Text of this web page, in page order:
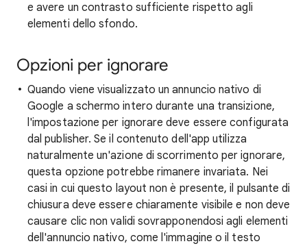
e avere un contrasto sufficiente rispetto agli
elementi dello sfondo.
Opzioni per ignorare
Quando viene visualizzato un annuncio nativo di
Google a schermo intero durante una transizione,
l'impostazione per ignorare deve essere configurata
dal publisher. Se il contenuto dell'app utilizza
naturalmente un'azione di scorrimento per ignorare,
questa opzione potrebbe rimanere invariata. Nei
casi in cui questo layout non è presente, il pulsante di
chiusura deve essere chiaramente visibile e non deve
causare clic non validi sovrapponendosi agli elementi
dell'annuncio nativo, come l'immagine o il testo